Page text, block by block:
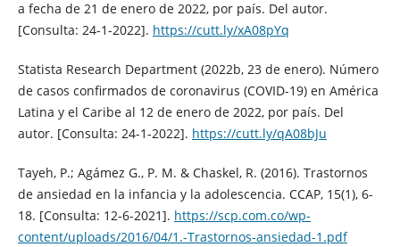
a fecha de 21 de enero de 2022, por país. Del autor.
[Consulta: 24-1-2022]. https://cutt.ly/xA08pYq
Statista Research Department (2022b, 23 de enero). Número
de casos confirmados de coronavirus (COVID-19) en América
Latina y el Caribe al 12 de enero de 2022, por país. Del
autor. [Consulta: 24-1-2022]. https://cutt.ly/qA08bJu
Tayeh, P.; Agámez G., P. M. & Chaskel, R. (2016). Trastornos
de ansiedad en la infancia y la adolescencia. CCAP, 15(1), 6-
18. [Consulta: 12-6-2021]. https://scp.com.co/wp-
content/uploads/2016/04/1.-Trastornos-ansiedad-1.pdf